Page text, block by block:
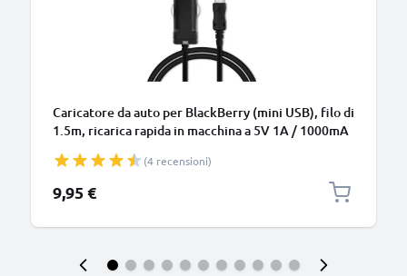
Caricatore da auto per BlackBerry (mini USB), filo di
1.5m, ricarica rapida in macchina a 5V 1A / 1000mA
(4 recensioni)
9,95 €